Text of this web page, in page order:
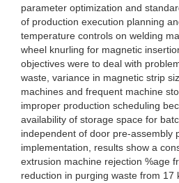
parameter optimization and
of production execution planning
temperature controls on welding
wheel knurling for magnetic
objectives were to deal with
waste, variance in magnetic strip
machines and frequent machine
improper production scheduling
availability of storage space for
independent of door pre-assembly
implementation, results show a
extrusion machine rejection %age
reduction in purging waste from 17